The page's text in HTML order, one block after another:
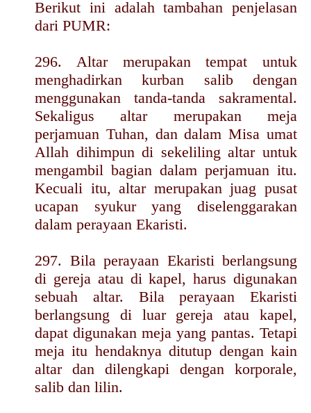
Berikut ini adalah tambahan penjelasan
dari PUMR:
296. Altar merupakan tempat untuk
menghadirkan kurban salib dengan
menggunakan tanda-tanda sakramental.
Sekaligus altar merupakan meja
perjamuan Tuhan, dan dalam Misa umat
Allah dihimpun di sekeliling altar untuk
mengambil bagian dalam perjamuan itu.
Kecuali itu, altar merupakan juag pusat
ucapan syukur yang diselenggarakan
dalam perayaan Ekaristi.
297. Bila perayaan Ekaristi berlangsung
di gereja atau di kapel, harus digunakan
sebuah altar. Bila perayaan Ekaristi
berlangsung di luar gereja atau kapel,
dapat digunakan meja yang pantas. Tetapi
meja itu hendaknya ditutup dengan kain
altar dan dilengkapi dengan korporale,
salib dan lilin.